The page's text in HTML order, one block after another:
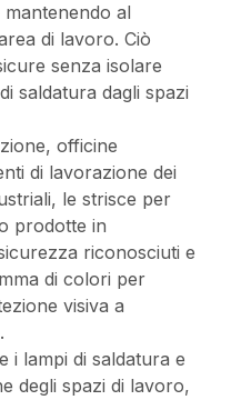
al
di lavoro. Ciò
senza isolare
saldatura dagli spazi
officine
di lavorazione dei
le strisce per
prodotte in
riconosciuti e
di colori per
visiva a
i lampi di saldatura e
degli spazi di lavoro,